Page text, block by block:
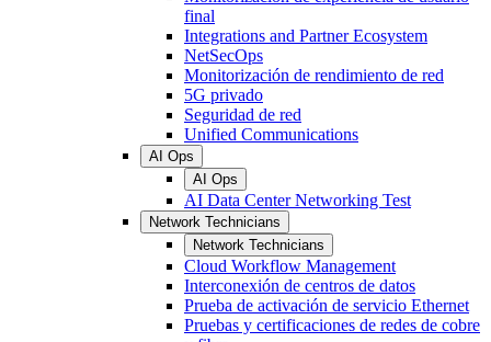
final
Integrations and Partner Ecosystem
NetSecOps
Monitorización de rendimiento de red
5G privado
Seguridad de red
Unified Communications
AI Ops
AI Ops
AI Data Center Networking Test
Network Technicians
Network Technicians
Cloud Workflow Management
Interconexión de centros de datos
Prueba de activación de servicio Ethernet
Pruebas y certificaciones de redes de cobre